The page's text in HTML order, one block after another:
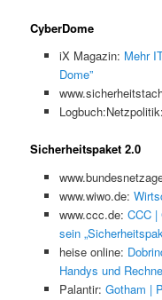
CyberDome
iX Magazin: Mehr
Dome”
Logbuch:Netzpolitik:
Sicherheitspaket 2.0
www.wiwo.de:
www.ccc.de: CCC |
sein
heise online:
Handys und
Palantir: Gotham |